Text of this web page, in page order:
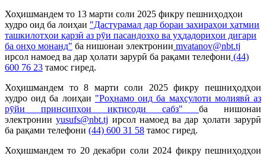
Хоҳишмандем то 13 марти соли 2025 фикру пешниҳодҳои
худро оид ба лоиҳаи "Дастурамал дар бораи захираҳои ҳатмии
ташкилотҳои қарзӣ аз рӯи пасандозҳо ва уҳдадориҳои дигари
ба онҳо монанд" ба нишонаи электронии mvatanov@nbt.tj
ирсол намоед ва дар ҳолати зарурӣ ба рақами телефони (44)
600 76 23 тамос гиред.
Хоҳишмандем то 8 марти соли 2025 фикру пешниҳодҳои
худро оид ба лоиҳаи "Роҳнамо оид ба маҳсулоти молиявӣ аз
рӯйи принсипҳои иқтисоди сабз"
ба нишонаи
электронииyusufs@nbt.tj ирсол намоед ва дар ҳолати зарурӣ
ба рақами телефони (44) 600 31 58 тамос гиред.
Хоҳишмандем то 20 декабри соли 2024 фикру пешниҳодҳои